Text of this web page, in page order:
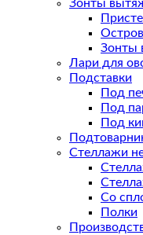
Зонты
Зонты
Лари для
Подставки
Под
Под
Под
Стеллажи
Со
Полки